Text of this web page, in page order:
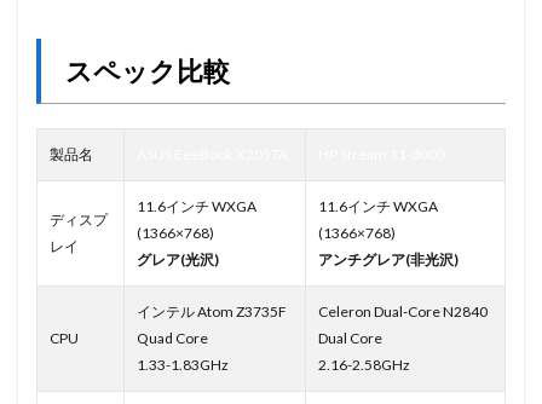
スペック比較
製品名
ディスプ
レイ
11.6インチ WXGA
(1366×768)
グレア(光沢)
11.6インチ WXGA
(1366×768)
アンチグレア(非光沢)
CPU
インテル Atom Z3735F
Quad Core
1.33-1.83GHz
Celeron Dual-Core N2840
Dual Core
2.16-2.58GHz